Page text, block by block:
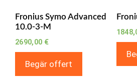
Fronius Symo Advanced
10.0-3-M
2690,00 €
Begär offert